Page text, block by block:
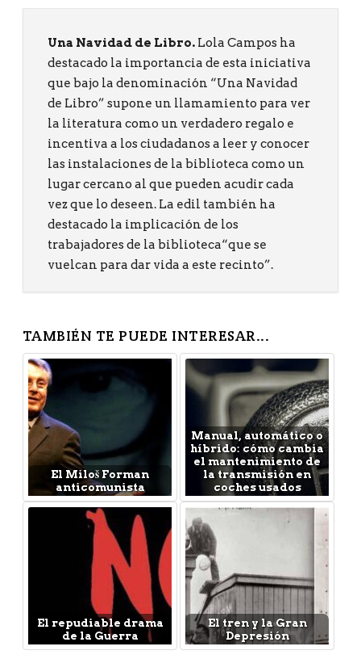
Una Navidad de Libro.Lola Campos ha
destacado la importancia de esta iniciativa
que bajo la denominación “Una Navidad
de Libro” supone un llamamiento para ver
la literatura como un verdadero regalo e
incentiva a los ciudadanos a leer y conocer
las instalaciones de la biblioteca como un
lugar cercano al que pueden acudir cada
vez que lo deseen. La edil también ha
destacado la implicación de los
trabajadores de la biblioteca“que se
vuelcan para dar vida a este recinto”.
TAMBIÉN TE PUEDE INTERESAR...
El Miloš Forman
anticomunista
Manual, automático o
híbrido: cómo cambia
el mantenimiento de
la transmisión en
coches usados
El repudiable drama
de la Guerra
El tren y la Gran
Depresión